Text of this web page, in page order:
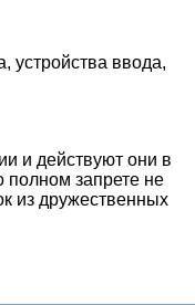
ввода,
и действуют они в
полном запрете не
из дружественных